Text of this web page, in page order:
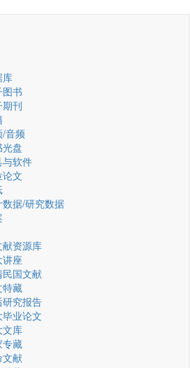
库
图书
期刊
/音频
盘
与软件
文
数据/研究数据
献资源库
座
民国文献
特藏
研究报告
业论文
文库
专藏
文献